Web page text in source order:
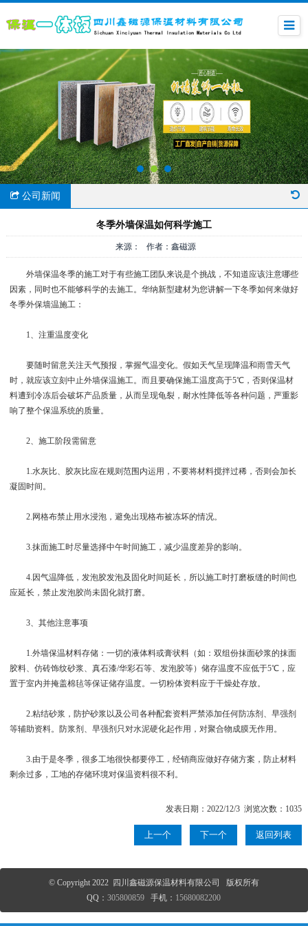
公司新闻
冬季外墙保温如何科学施工
来源： 作者：鑫磁源
外墙保温冬季的施工对于有些施工团队来说是个挑战，不知道应该注意哪些
因素，同时也不能够科学的去施工。华纳新型建材为您讲解一下冬季如何来做好
冬季外保墙温施工：
1、注重温度变化
要随时留意关注天气预报，掌握气温变化。假如天气呈现降温和雨雪天气
时，就应该立刻中止外墙保温施工。而且要确保施工温度高于5℃，否则保温材
料遭到冷冻后会破坏产品质量，从而呈现龟裂，耐水性降低等各种问题，严重影
响了整个保温系统的质量。
2、施工阶段需留意
1.水灰比、胶灰比应在规则范围内运用，不要将材料搅拌过稀，否则会加长
凝固时间。
2.网格布禁止用水浸泡，避免出现格布被冻坏的情况。
3.抹面施工时尽量选择中午时间施工，减少温度差异的影响。
4.因气温降低，发泡胶发泡及固化时间延长，所以施工时打磨板缝的时间也
应延长，禁止发泡胶尚未固化就打磨。
3、其他注意事项
1.外墙保温材料存储：一切的液体料或膏状料（如：双组份抹面砂浆的抹面
胶料、仿砖饰纹砂浆、真石漆/华彩石等、发泡胶等）储存温度不应低于5℃，应
置于室内并掩盖棉毡等保证储存温度。一切粉体资料应于干燥处存放。
2.粘结砂浆，防护砂浆以及公司各种配套资料严禁添加任何防冻剂、早强剂
等辅助资料。防浆剂、早强剂只对水泥硬化起作用，对聚合物成膜无作用。
3.由于是冬季，很多工地很快都要停工，经销商应做好存储方案，防止材料
剩余过多，工地的存储环境对保温资料很不利。
发表日期：2022/12/3 浏览次数：1035
上一个 下一个 返回列表
© Copyright 2022 四川鑫磁源保温材料有限公司 版权所有
QQ：305800859 手机： 15680082200